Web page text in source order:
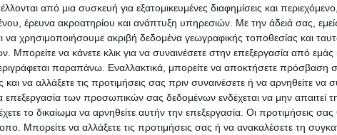
από μια συσκευή για εξατομικευμένες διαφημίσεις και
έρευνα ακροατηρίου και ανάπτυξη υπηρεσιών. Με την άδειά σας,
να χρησιμοποιήσουμε ακριβή δεδομένα γεωγραφικής τοποθεσίας και
να κάνετε κλικ για να συναινέσετε στην επεξεργασία από εμάς
παραπάνω. Εναλλακτικά, μπορείτε να αποκτήσετε πρόσβαση
να αλλάξετε τις προτιμήσεις σας πριν συναινέσετε ή να αρνηθείτε να
των προσωπικών σας δεδομένων ενδέχεται να μην απαιτεί
το δικαίωμα να αρνηθείτε αυτήν την επεξεργασία. Οι προτιμήσεις
Μπορείτε να αλλάξετε τις προτιμήσεις σας ή να ανακαλέσετε τη
καιΣοφάδες. Είναι κάτοχος
και ΜονάδωνΥγείας του
Καρδίτσας.